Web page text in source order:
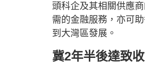
頭科企及其相關供應
需的金融服務，亦可
到大灣區發展。
冀2年半後達致